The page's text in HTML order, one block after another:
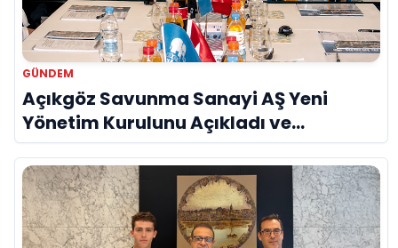
GÜNDEM
Açıkgöz Savunma Sanayi AŞ Yeni
Yönetim Kurulunu Açıkladı ve
Savunma Sanayinde Küresel Vizyon
Vurgusu